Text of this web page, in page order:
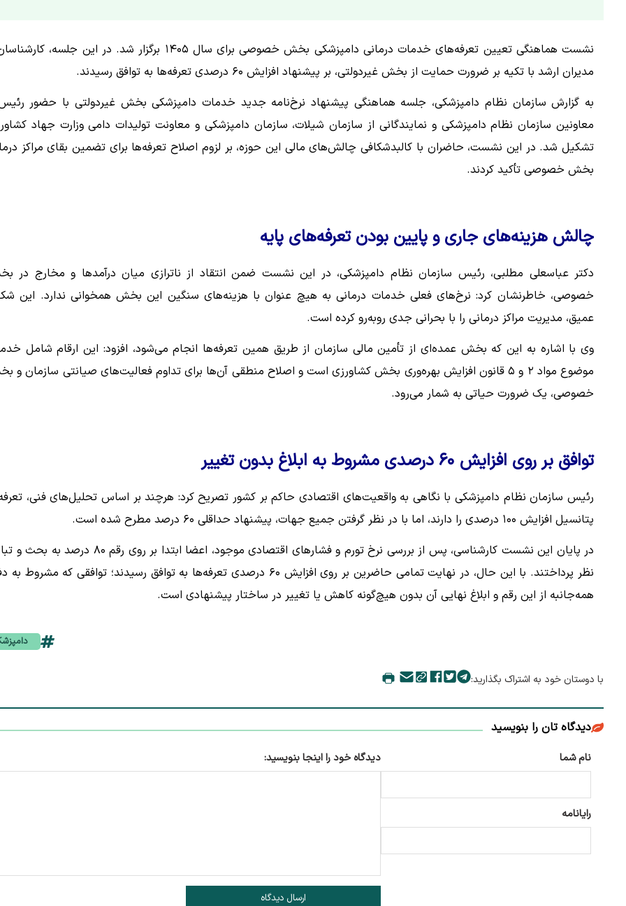
نشست هماهنگی تعیین تعرفه‌های خدمات درمانی دامپزشکی بخش خصوصی برای سال ۱۴۰۵ برگزار شد. در این جلسه،
مدیران ارشد با تکیه بر ضرورت حمایت از بخش غیردولتی، بر پیشنهاد افزایش ۶۰ درصدی تعرفه‌ها به توافق رسیدند.
به گزارش سازمان نظام دامپزشکی، جلسه هماهنگی پیشنهاد نرخ‌نامه جدید خدمات دامپزشکی بخش غیردولتی با حضور
معاونین سازمان نظام دامپزشکی و نمایندگانی از سازمان شیلات، سازمان دامپزشکی و معاونت تولیدات دامی وزارت جهاد
تشکیل شد. در این نشست، حاضران با کالبدشکافی چالش‌های مالی این حوزه، بر لزوم اصلاح تعرفه‌ها برای تضمین بقای مراکز
بخش خصوصی تأکید کردند.
چالش هزینه‌های جاری و پایین بودن تعرفه‌های پایه
دکتر عباسعلی مطلبی، رئیس سازمان نظام دامپزشکی، در این نشست ضمن انتقاد از ناترازی میان درآمدها و مخارج در
خصوصی، خاطرنشان کرد: نرخ‌های فعلی خدمات درمانی به هیچ عنوان با هزینه‌های سنگین این بخش همخوانی ندارد. این
عمیق، مدیریت مراکز درمانی را با بحرانی جدی روبه‌رو کرده است.
وی با اشاره به این که بخش عمده‌ای از تأمین مالی سازمان از طریق همین تعرفه‌ها انجام می‌شود، افزود: این ارقام شامل
موضوع مواد ۲ و ۵ قانون افزایش بهره‌وری بخش کشاورزی است و اصلاح منطقی آن‌ها برای تداوم فعالیت‌های صیانتی سازمان و
خصوصی، یک ضرورت حیاتی به شمار می‌رود.
توافق بر روی افزایش ۶۰ درصدی مشروط به ابلاغ بدون تغییر
رئیس سازمان نظام دامپزشکی با نگاهی به واقعیت‌های اقتصادی حاکم بر کشور تصریح کرد: هرچند بر اساس تحلیل‌های فنی،
پتانسیل افزایش ۱۰۰ درصدی را دارند، اما با در نظر گرفتن جمیع جهات، پیشنهاد حداقلی ۶۰ درصد مطرح شده است.
در پایان این نشست کارشناسی، پس از بررسی نرخ تورم و فشارهای اقتصادی موجود، اعضا ابتدا بر روی رقم ۸۰
نظر پرداختند. با این حال، در نهایت تمامی حاضرین بر روی افزایش ۶۰ درصدی تعرفه‌ها به توافق رسیدند؛ توافقی که مشروط
همه‌جانبه از این رقم و ابلاغ نهایی آن بدون هیچ‌گونه کاهش یا تغییر در ساختار پیشنهادی است.
با دوستان خود به اشتراک بگذارید:
دیدگاه تان را بنویسید
نام شما
رایانامه
دیدگاه خود را اینجا بنویسید:
ارسال دیدگاه